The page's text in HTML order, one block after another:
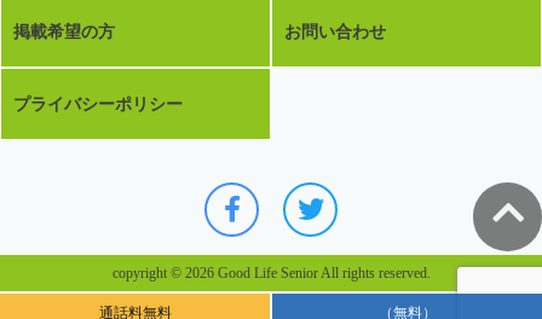
掲載希望の方 お問い合わせ
プライバシーポリシー
copyright © 2026 Good Life Senior All rights reserved.
通話料無料 （無料）